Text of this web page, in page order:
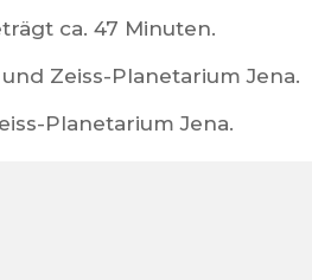
ca. 47 Minuten.
Zeiss-Planetarium Jena.
Planetarium Jena.